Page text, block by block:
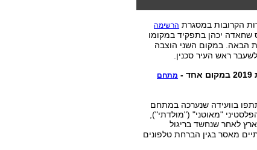
הקרובות במסגרת הרשימה
יכהן בתפקיד במקומו
הבאה. במקום השני הוצבה
ראש העיר סכנין.
מתחם
בוועידה שנערכה במתחם
"מאוטני" ("מולדתי"),
לאחר שנחשד בריגול
מאסר בגין הברחת טלפונים